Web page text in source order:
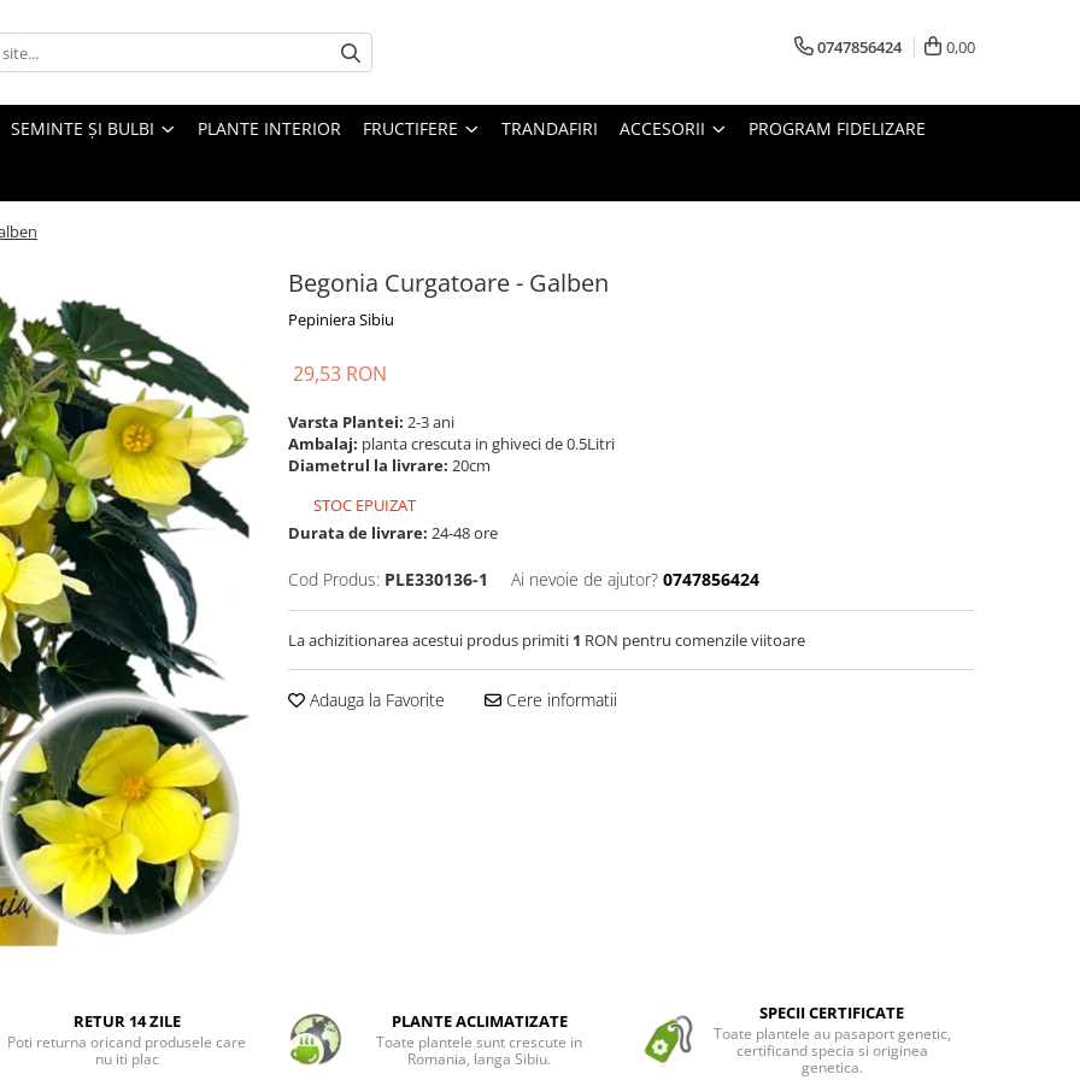
0747856424 0,00
SEMINTE ȘI BULBI PLANTE INTERIOR FRUCTIFERE TRANDAFIRI ACCESORII PROGRAM FIDELIZARE
Begonia Curgatoare - Galben
Pepiniera Sibiu
29,53 RON
Varsta Plantei: 2-3 ani
Ambalaj: planta crescuta in ghiveci de 0.5Litri
Diametrul la livrare: 20cm
STOC EPUIZAT
Durata de livrare: 24-48 ore
Cod Produs: PLE330136-1 Ai nevoie de ajutor? 0747856424
La achizitionarea acestui produs primiti 1 RON pentru comenzile viitoare
Adauga la Favorite Cere informatii
RETUR 14 ZILE
Poti returna oricand produsele care
nu iti plac
PLANTE ACLIMATIZATE
Toate plantele sunt crescute in
Romania, langa Sibiu.
SPECII CERTIFICATE
Toate plantele au pasaport genetic,
certificand specia si originea
genetica.